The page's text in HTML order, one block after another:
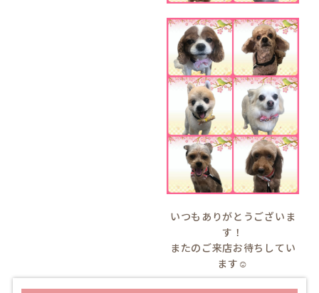
いつもありがとうございま
す！
またのご来店お待ちしてい
ます☺️